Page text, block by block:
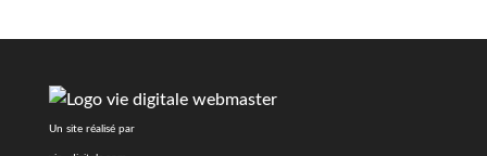
Un site réalisé par